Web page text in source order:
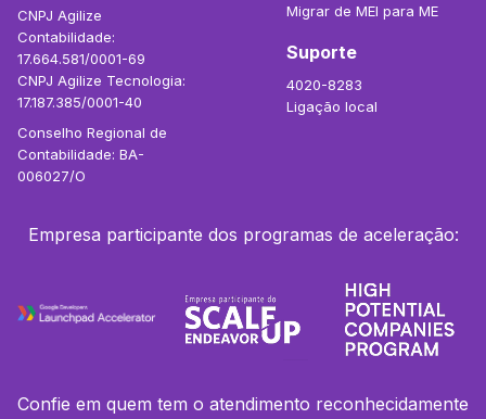
CNPJ Agilize
Contabilidade:
17.664.581/0001-69
CNPJ Agilize Tecnologia:
17.187.385/0001-40
Conselho Regional de
Contabilidade: BA-
006027/O
Migrar de MEI para ME
Suporte
4020-8283
Ligação local
Empresa participante dos programas de aceleração:
Confie em quem tem o atendimento reconhecidamente